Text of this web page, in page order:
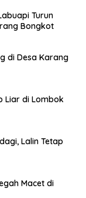
Turun
Bongkot
di Desa Karang
Liar di Lombok
Lalin Tetap
Macet di